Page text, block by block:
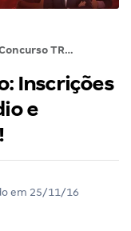
Concurso TRT 8ª Região: Inscrições abertas para nível médio e superior! Até R$ 11 mil!
Inscrições
e
em 25/11/16